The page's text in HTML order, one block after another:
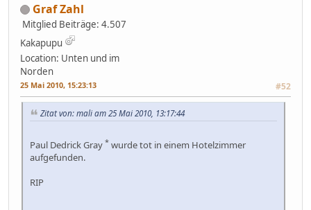
Graf Zahl
Mitglied Beiträge: 4.507
Kakapupu
Location: Unten und im
Norden
25 Mai 2010, 15:23:13 #52
Zitat von: mali am 25 Mai 2010, 13:17:44
Paul Dedrick Gray * wurde tot in einem Hotelzimmer
aufgefunden.
RIP